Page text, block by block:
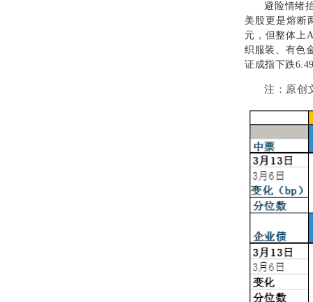
避险情绪
美股更是熔断
元，但整体上
织服装、有色
证成指下跌
注： 原创